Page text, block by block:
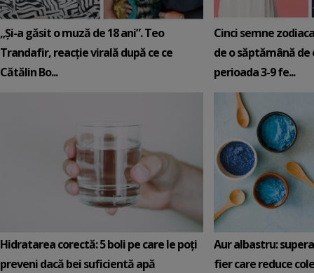
„Și-a găsit o muză de 18 ani”. Teo
Trandafir, reacție virală după ce ce
Cătălin Bo...
Cinci semne
de o săptămână de
perioada 3-9 fe...
Hidratarea corectă: 5 boli pe care le poți
preveni dacă bei suficientă apă
Aur albastru:
fier care reduce